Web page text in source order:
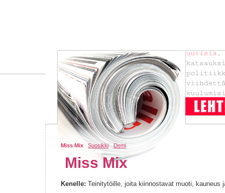
Miss Mix Suosikki Demi
Miss Mix
Kenelle: Teinitytöille, joita kiinnostavat muoti, kauneus